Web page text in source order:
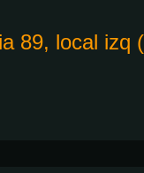
89, local izq